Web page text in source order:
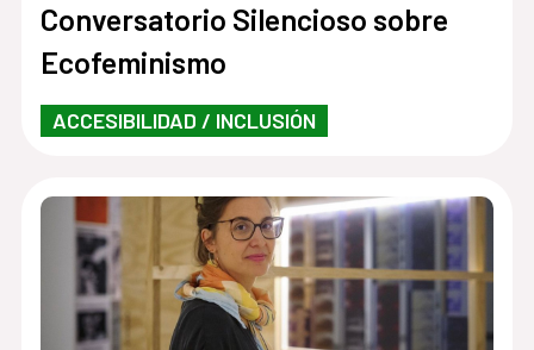
Conversatorio Silencioso sobre
Ecofeminismo
ACCESIBILIDAD / INCLUSIÓN